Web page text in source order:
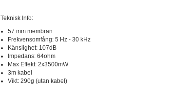
Teknisk Info:
57 mm membran
Frekvensomfång: 5 Hz - 30 kHz
Känslighet: 107dB
Impedans: 64ohm
Max Effekt: 2x3500mW
3m kabel
Vikt: 290g (utan kabel)